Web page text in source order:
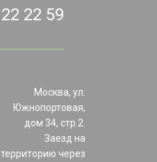
22 59
Москва, ул.
Южнопортовая,
дом 34, стр.2.
Заезд на
территорию через